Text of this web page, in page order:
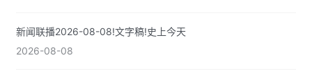
新闻联播2026-08-08!文字稿!史上今天
2026-08-08